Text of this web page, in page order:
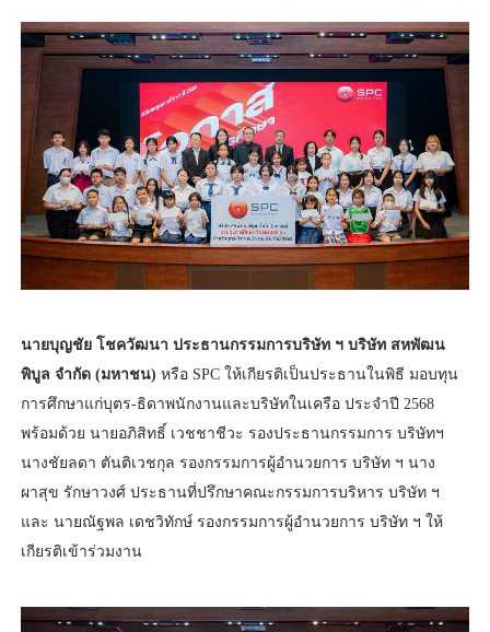
นายบุญชัย โชควัฒนา ประธานกรรมการบริษัท ฯ บริษัท สหพัฒน
พิบูล จำกัด (มหาชน) หรือ SPC ให้เกียรติเป็นประธานในพิธี มอบทุน
การศึกษาแก่บุตร-ธิดาพนักงานและบริษัทในเครือ ประจำปี 2568
พร้อมด้วย นายอภิสิทธิ์ เวชชาชีวะ รองประธานกรรมการ บริษัทฯ
นางชัยลดา ตันติเวชกุล รองกรรมการผู้อำนวยการ บริษัท ฯ นาง
ผาสุข รักษาวงศ์ ประธานที่ปรึกษาคณะกรรมการบริหาร บริษัท ฯ
และ นายณัฐพล เดชวิทักษ์ รองกรรมการผู้อำนวยการ บริษัท ฯ ให้
เกียรติเข้าร่วมงาน